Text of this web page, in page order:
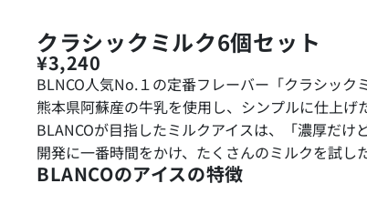
クラシックミルク6個セット
¥3,240
BLNCO人気No.１の定番フレーバー「クラシック
熊本県阿蘇産の牛乳を使用し、シンプルに仕上げ
BLANCOが目指したミルクアイスは、「濃厚だけ
開発に一番時間をかけ、たくさんのミルクを試し
BLANCOのアイスの特徴